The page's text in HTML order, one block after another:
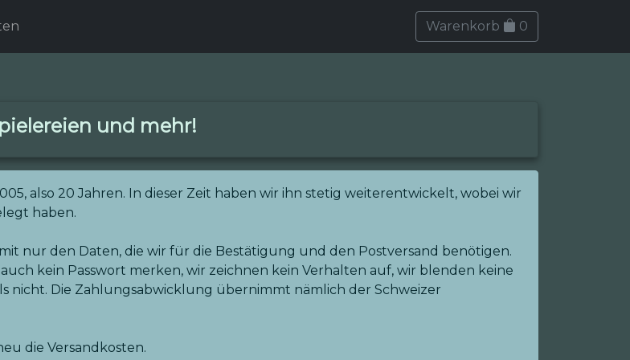
Warenkorb 0
und mehr!
also 20 Jahren. In dieser Zeit haben wir ihn stetig weiterentwickelt, wobei wir
haben.
nur den Daten, die wir für die Bestätigung und den Postversand benötigen.
kein Passwort merken, wir zeichnen kein Verhalten auf, wir blenden keine
nicht. Die Zahlungsabwicklung übernimmt nämlich der Schweizer
die Versandkosten.